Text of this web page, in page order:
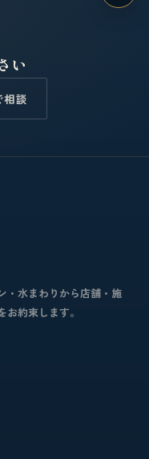
い
相談
・水まわりから店舗・施
約束します。